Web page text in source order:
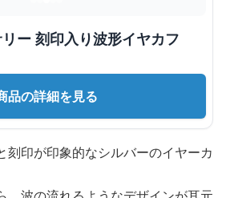
ー 刻印入り波形イヤカフ
品の詳細を見る
刻印が印象的なシルバーのイヤーカ